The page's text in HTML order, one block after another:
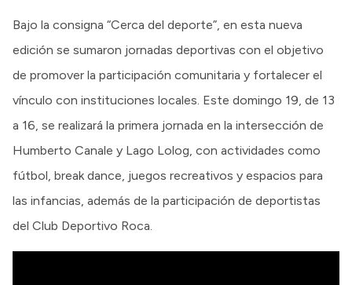
Bajo la consigna “Cerca del deporte”, en esta nueva
edición se sumaron jornadas deportivas con el objetivo
de promover la participación comunitaria y fortalecer el
vínculo con instituciones locales. Este domingo 19, de 13
a 16, se realizará la primera jornada en la intersección de
Humberto Canale y Lago Lolog, con actividades como
fútbol, break dance, juegos recreativos y espacios para
las infancias, además de la participación de deportistas
del Club Deportivo Roca.